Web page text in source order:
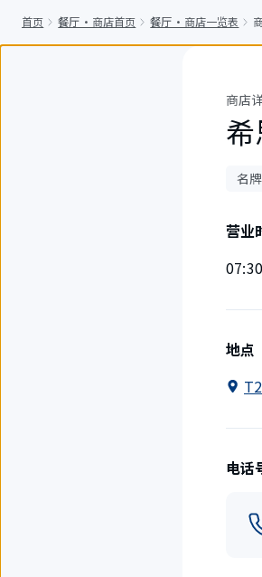
首页 餐厅・商店首页 餐厅・商店一览表
商店
名
营业
地点
电话